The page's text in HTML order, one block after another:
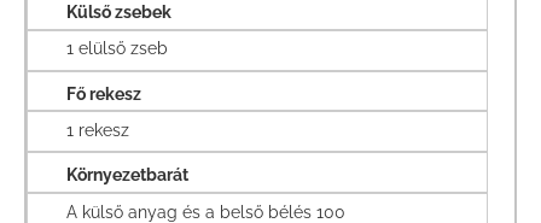
Külső zsebek
1 elülső zseb
Fő rekesz
1 rekesz
Környezetbarát
A külső anyag és a belső bélés 100